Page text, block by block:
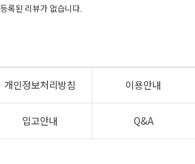
등록된 리뷰가 없습니다.
개인정보처리방침 이용안내
입고안내 Q&A